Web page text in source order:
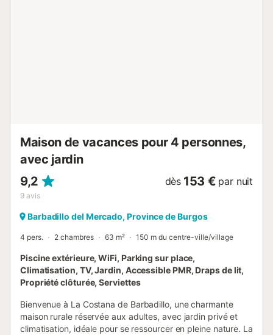
Maison de vacances pour 4 personnes,
avec jardin
9,2
9 avis
dès 153 € par nuit
Barbadillo del Mercado, Province de Burgos
4 pers. 2 chambres 63 m² 150 m du centre-ville/village
Piscine extérieure, WiFi, Parking sur place,
Climatisation, TV, Jardin, Accessible PMR, Draps de lit,
Propriété clôturée, Serviettes
Bienvenue à La Costana de Barbadillo, une charmante
maison rurale réservée aux adultes, avec jardin privé et
climatisation, idéale pour se ressourcer en pleine nature. La